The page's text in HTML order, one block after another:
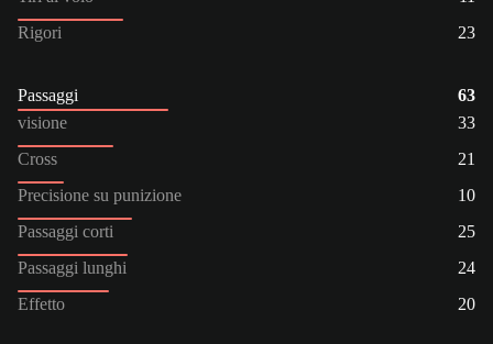
Rigori
23
Passaggi
63
visione
33
Cross
21
Precisione su punizione
10
Passaggi corti
25
Passaggi lunghi
24
Effetto
20